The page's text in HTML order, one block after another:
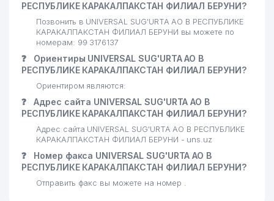
РЕСПУБЛИКЕ КАРАКАЛПАКСТАН ФИЛИАЛ БЕРУНИ?
Позвонить в UNIVERSAL SUG'URTA АО В РЕСПУБЛИКЕ
КАРАКАЛПАКСТАН ФИЛИАЛ БЕРУНИ вы можете по
номерам: 99 3176137
❓
Ориентиры UNIVERSAL SUG'URTA АО В
РЕСПУБЛИКЕ КАРАКАЛПАКСТАН ФИЛИАЛ БЕРУНИ?
Ориентиром являются:
❓
Адрес сайта UNIVERSAL SUG'URTA АО В
РЕСПУБЛИКЕ КАРАКАЛПАКСТАН ФИЛИАЛ БЕРУНИ?
Адрес сайта UNIVERSAL SUG'URTA АО В РЕСПУБЛИКЕ
КАРАКАЛПАКСТАН ФИЛИАЛ БЕРУНИ - uns.uz
❓
Номер факса UNIVERSAL SUG'URTA АО В
РЕСПУБЛИКЕ КАРАКАЛПАКСТАН ФИЛИАЛ БЕРУНИ?
Отправить факс вы можете на номер .